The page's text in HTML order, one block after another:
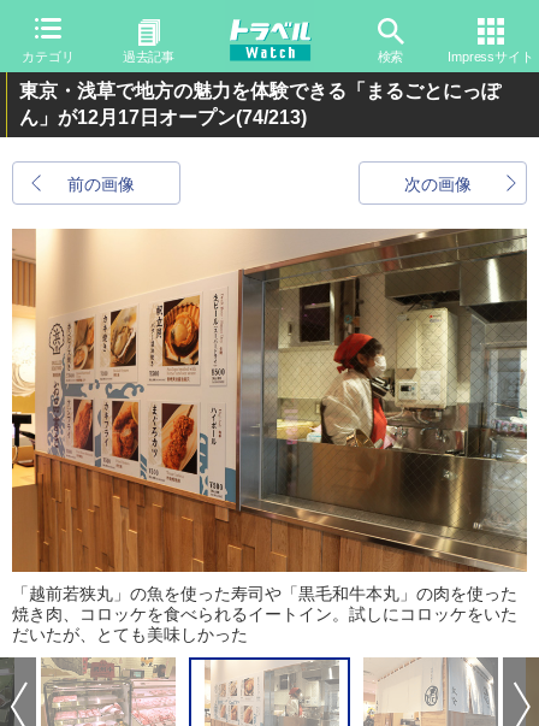
カテゴリ 過去記事 検索 Impressサイト
東京・浅草で地方の魅力を体験できる「まるごとにっぽ
ん」が12月17日オープン(74/213)
前の画像 次の画像
「越前若狭丸」の魚を使った寿司や「黒毛和牛本丸」の肉を使った
焼き肉、コロッケを食べられるイートイン。試しにコロッケをいた
だいたが、とても美味しかった